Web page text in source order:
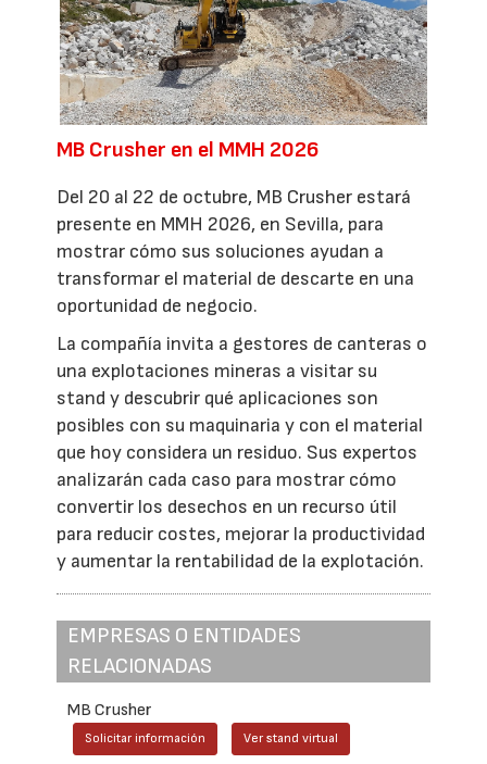
MB Crusher en el MMH 2026
Del 20 al 22 de octubre, MB Crusher estará
presente en MMH 2026, en Sevilla, para
mostrar cómo sus soluciones ayudan a
transformar el material de descarte en una
oportunidad de negocio.
La compañía invita a gestores de canteras o
una explotaciones mineras a visitar su
stand y descubrir qué aplicaciones son
posibles con su maquinaria y con el material
que hoy considera un residuo. Sus expertos
analizarán cada caso para mostrar cómo
convertir los desechos en un recurso útil
para reducir costes, mejorar la productividad
y aumentar la rentabilidad de la explotación.
EMPRESAS O ENTIDADES
RELACIONADAS
MB Crusher
Solicitar información Ver stand virtual